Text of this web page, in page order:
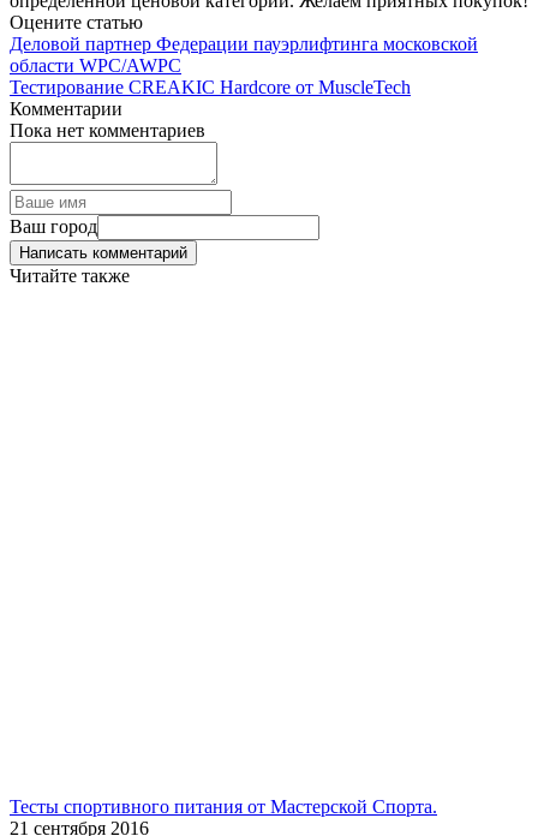
Оцените статью
Деловой партнер Федерации пауэрлифтинга московской
области WPC/AWPC
Тестирование CREAKIC Hardcore от MuscleTech
Комментарии
Пока нет комментариев
Ваш город
Написать комментарий
Читайте также
Тесты спортивного питания от Мастерской Спорта.
21 сентября 2016